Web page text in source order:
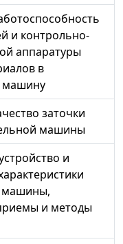
и контрольно-
аппаратуры
в
машину
заточки
машины
и
машины,
и методы